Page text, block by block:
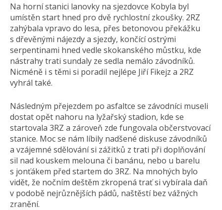
Na horní stanici lanovky na sjezdovce Kobyla byl
umístěn start hned pro dvě rychlostní zkoušky. 2RZ
zahýbala vpravo do lesa, přes betonovou překážku
s dřevěnými nájezdy a sjezdy, končící ostrými
serpentinami hned vedle skokanského můstku, kde
nástrahy trati sundaly ze sedla nemálo závodníků.
Nicméně i s těmi si poradil nejlépe Jiří Fikejz a 2RZ
vyhrál také.
Následným přejezdem po asfaltce se závodníci museli
dostat opět nahoru na lyžařský stadion, kde se
startovala 3RZ a zároveň zde fungovala občerstvovací
stanice. Moc se nám líbily nadšené diskuse závodníků
a vzájemné sdělování si zážitků z trati při doplňování
sil nad kouskem melouna či banánu, nebo u barelu
s jonťákem před startem do 3RZ. Na mnohých bylo
vidět, že nočním deštěm zkropená trať si vybírala daň
v podobě nejrůznějších pádů, naštěstí bez vážných
zranění.